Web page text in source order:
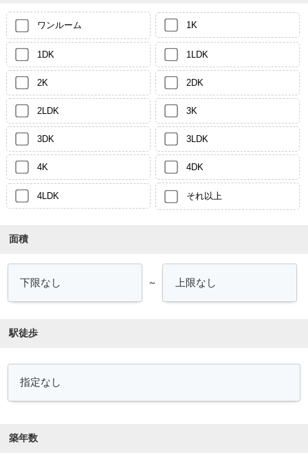
ワンルーム 1K
1DK 1LDK
2K 2DK
2LDK 3K
3DK 3LDK
4K 4DK
4LDK それ以上
面積
～
駅徒歩
築年数